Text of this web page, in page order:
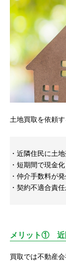
土地買取を依頼
・近隣住民に土
・短期間で現金
・仲介手数料が
・契約不適合責
メリット① 近
買取では不動産